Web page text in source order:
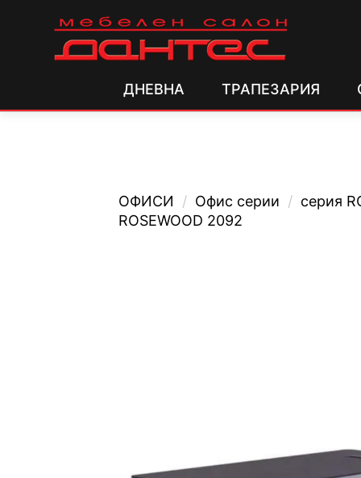
ДНЕВНА ТРАПЕЗАРИЯ
ОФИСИ / Офис серии / серия
ROSEWOOD 2092